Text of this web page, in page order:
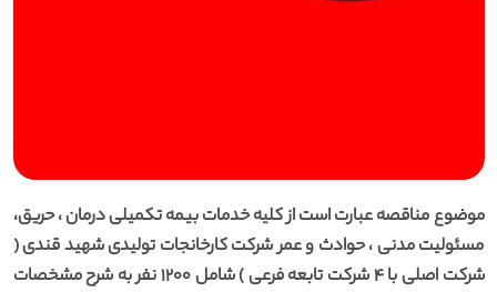
موضوع مناقصه عبارت است از کلیه خدمات بیمه تکمیلی درمان ، حریق،
مسئولیت مدنی ، حوادث و عمر شرکت کارخانجات تولیدی شهید قندی (
شرکت اصلی با 4 شرکت تابعه فرعی ) شامل 1200 نفر به شرح مشخصات